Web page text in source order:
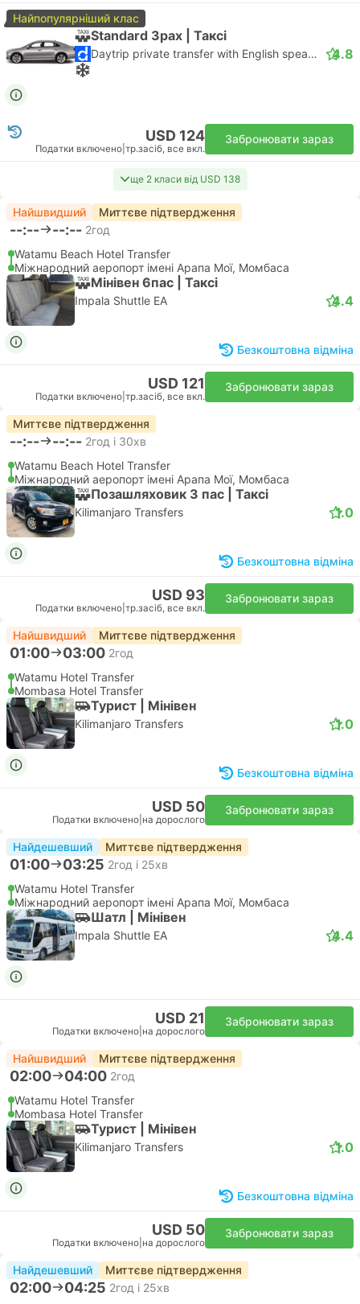
Найпопулярніший клас
Standard 3pax | Таксі
Daytrip private transfer with English speaking driver 4.8
USD 124
Податки включено тр.засіб, все вкл.
Забронювати зараз
ще 2 класи від USD 138
Найшвидший Миттєве підтвердження
--:-- --:-- 2год
Watamu Beach Hotel Transfer
Міжнародний аеропорт імені Арапа Мої, Момбаса
Мiнiвен 6пас | Таксі
Impala Shuttle EA 4.4
Безкоштовна відміна
USD 121
Податки включено тр.засіб, все вкл.
Забронювати зараз
Миттєве підтвердження
--:-- --:-- 2год і 30хв
Watamu Beach Hotel Transfer
Міжнародний аеропорт імені Арапа Мої, Момбаса
Позашляховик 3 пас | Таксі
Kilimanjaro Transfers 1.0
Безкоштовна відміна
USD 93
Податки включено тр.засіб, все вкл.
Забронювати зараз
Найшвидший Миттєве підтвердження
01:00 03:00 2год
Watamu Hotel Transfer
Mombasa Hotel Transfer
Турист | Мiнiвен
Kilimanjaro Transfers 1.0
Безкоштовна відміна
USD 50
Податки включено на дорослого
Забронювати зараз
Найдешевший Миттєве підтвердження
01:00 03:25 2год і 25хв
Watamu Hotel Transfer
Міжнародний аеропорт імені Арапа Мої, Момбаса
Шатл | Мiнiвен
Impala Shuttle EA 4.4
USD 21
Податки включено на дорослого
Забронювати зараз
Найшвидший Миттєве підтвердження
02:00 04:00 2год
Watamu Hotel Transfer
Mombasa Hotel Transfer
Турист | Мiнiвен
Kilimanjaro Transfers 1.0
Безкоштовна відміна
USD 50
Податки включено на дорослого
Забронювати зараз
Найдешевший Миттєве підтвердження
02:00 04:25 2год і 25хв